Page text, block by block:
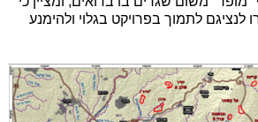
לנציגם לתמוך בפרויקט בגלוי ולהימנע